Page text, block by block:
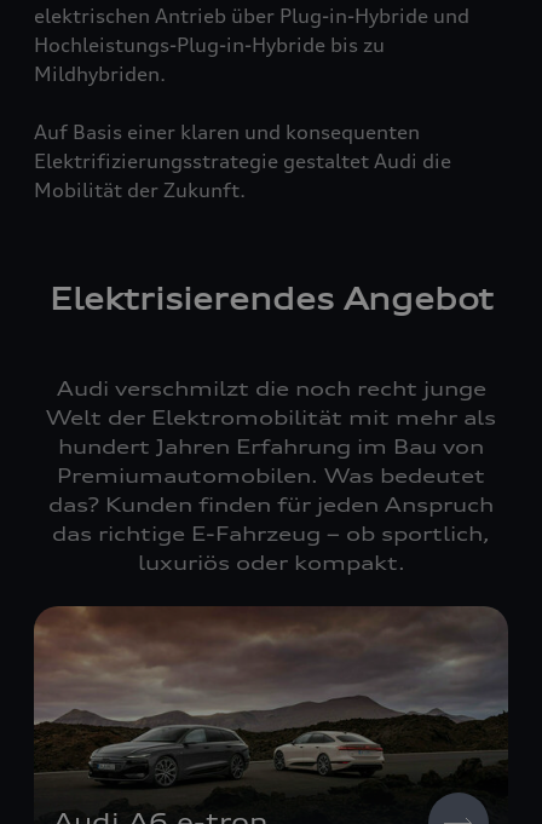
elektrischen Antrieb über Plug-in-Hybride und
Hochleistungs-Plug-in-Hybride bis zu
Mildhybriden.
Auf Basis einer klaren und konsequenten
Elektrifizierungsstrategie gestaltet Audi die
Mobilität der Zukunft.
Elektrisierendes Angebot
Audi verschmilzt die noch recht junge
Welt der Elektromobilität mit mehr als
hundert Jahren Erfahrung im Bau von
Premiumautomobilen. Was bedeutet
das? Kunden finden für jeden Anspruch
das richtige E-Fahrzeug – ob sportlich,
luxuriös oder kompakt.